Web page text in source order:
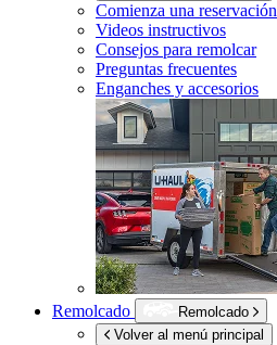
Comienza una reservación
Videos instructivos
Consejos para remolcar
Preguntas frecuentes
Enganches y accesorios
Remolcado
Remolcado
Volver al menú principal